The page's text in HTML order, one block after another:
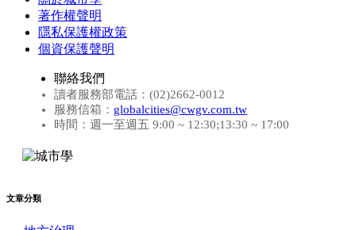
著作權聲明
隱私保護權政策
個資保護聲明
聯絡我們
讀者服務部電話：(02)2662-0012
服務信箱： globalcities@cwgv.com.tw
時間：週一至週五 9:00 ~ 12:30;13:30 ~ 17:00
文章分類